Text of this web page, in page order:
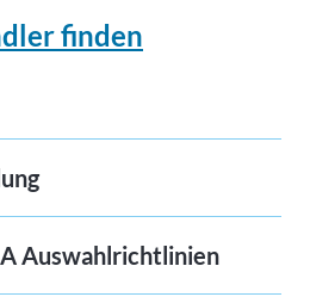
finden
Auswahlrichtlinien